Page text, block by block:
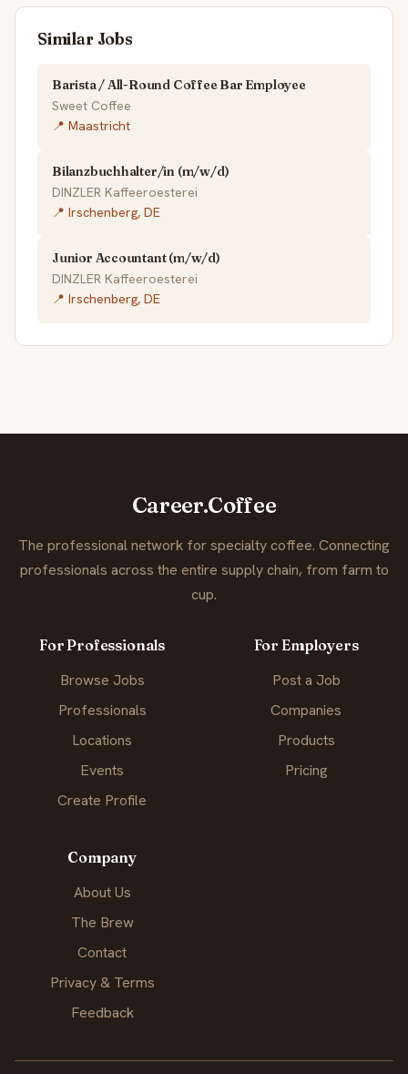
Similar Jobs
Barista / All-Round Coffee Bar Employee
Sweet Coffee
📍 Maastricht
Bilanzbuchhalter/in (m/w/d)
DINZLER Kaffeeroesterei
📍 Irschenberg, DE
Junior Accountant (m/w/d)
DINZLER Kaffeeroesterei
📍 Irschenberg, DE
Career.Coffee
The professional network for specialty coffee. Connecting
professionals across the entire supply chain, from farm to
cup.
For Professionals
Browse Jobs
Professionals
Locations
Events
Create Profile
For Employers
Post a Job
Companies
Products
Pricing
Company
About Us
The Brew
Contact
Privacy & Terms
Feedback